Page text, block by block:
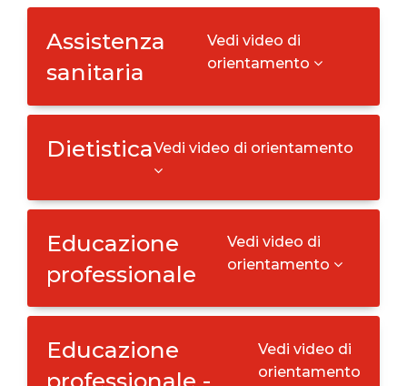
Assistenza
sanitaria
Vedi video di
orientamento
DietisticaVedi video di orientamento
Educazione
professionale
Vedi video di
orientamento
Educazione
Vedi video di
orientamento